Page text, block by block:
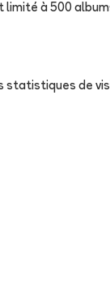
à 500
statistiques de